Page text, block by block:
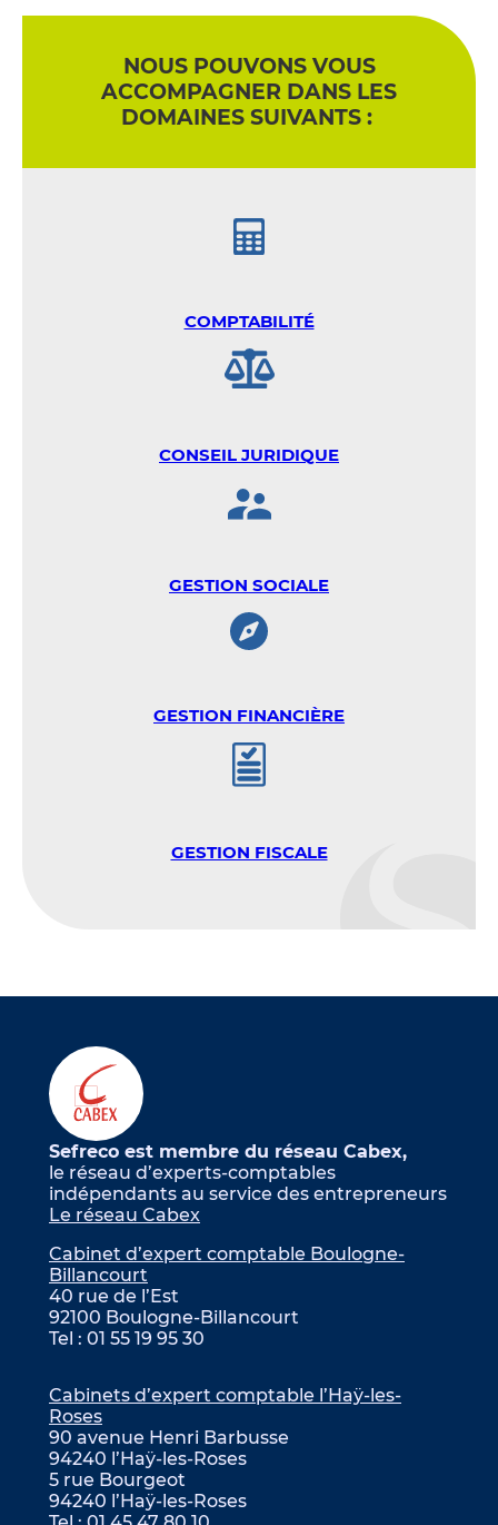
NOUS POUVONS VOUS
ACCOMPAGNER DANS LES
DOMAINES SUIVANTS :
COMPTABILITÉ
CONSEIL JURIDIQUE
GESTION SOCIALE
GESTION FINANCIÈRE
GESTION FISCALE
Sefreco est membre du réseau Cabex,
le réseau d’experts-comptables
indépendants au service des entrepreneurs
Le réseau Cabex
Cabinet d’expert comptable Boulogne-
Billancourt
40 rue de l’Est
92100 Boulogne-Billancourt
Tel : 01 55 19 95 30
Cabinets d’expert comptable l’Haÿ-les-
Roses
90 avenue Henri Barbusse
94240 l’Haÿ-les-Roses
5 rue Bourgeot
94240 l’Haÿ-les-Roses